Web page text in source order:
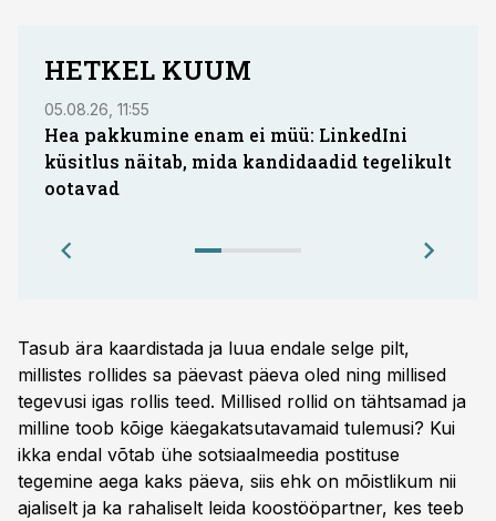
HETKEL KUUM
05.08.26, 11:55
Hea pakkumine enam ei müü: LinkedIni
küsitlus näitab, mida kandidaadid tegelikult
ootavad
Tasub ära kaardistada ja luua endale selge pilt,
millistes rollides sa päevast päeva oled ning millised
tegevusi igas rollis teed. Millised rollid on tähtsamad ja
milline toob kõige käegakatsutavamaid tulemusi? Kui
ikka endal võtab ühe sotsiaalmeedia postituse
tegemine aega kaks päeva, siis ehk on mõistlikum nii
ajaliselt ja ka rahaliselt leida koostööpartner, kes teeb